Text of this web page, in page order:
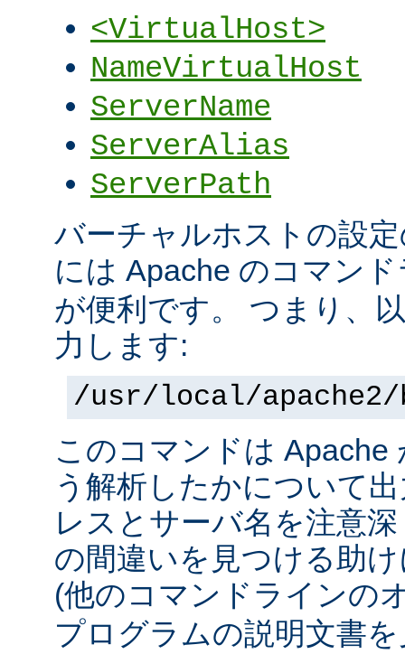
<VirtualHost>
NameVirtualHost
ServerName
ServerAlias
ServerPath
バーチャルホストの設
には Apache のコマン
が便利です。 つまり、
力します:
/usr/local/
このコマンドは Apache
う解析したかについて
レスとサーバ名を注意
の間違いを見つける助
(他のコマンドラインの
プログラムの説明文書